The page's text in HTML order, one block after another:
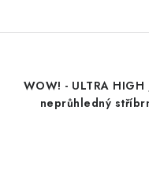
WOW! - ULTRA
neprůhledný